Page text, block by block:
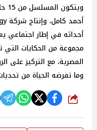
أحداثه في إطار اجتماعي
مجموعة من الحكايات التي
المصرية، مع التركيز على
وما تفرضه الحياة من
شارك